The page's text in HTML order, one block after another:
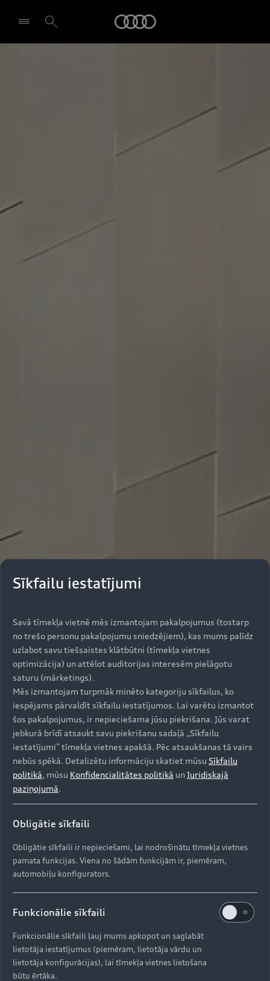
Sīkfailu iestatījumi
Savā tīmekļa vietnē mēs izmantojam pakalpojumus (tostarp
no trešo personu pakalpojumu sniedzējiem), kas mums palīdz
uzlabot savu tiešsaistes klātbūtni (tīmekļa vietnes
optimizācija) un attēlot auditorijas interesēm pielāgotu
saturu (mārketings).
Mēs izmantojam turpmāk minēto kategoriju sīkfailus, ko
iespējams pārvaldīt sīkfailu iestatījumos. Lai varētu izmantot
šos pakalpojumus, ir nepieciešama jūsu piekrišana. Jūs varat
jebkurā brīdī atsaukt savu piekrišanu sadaļā „Sīkfailu
iestatījumi” tīmekļa vietnes apakšā. Pēc atsaukšanas tā vairs
nebūs spēkā. Detalizētu informāciju skatiet mūsu Sīkfailu
politikā, mūsu Konfidencialitātes politikā unJuridiskajā
paziņojumā.
Obligātie sīkfaili
Obligātie sīkfaili ir nepieciešami, lai nodrošinātu tīmekļa vietnes
pamata funkcijas. Viena no šādām funkcijām ir, piemēram,
automobiļu konfigurators.
Funkcionālie sīkfaili
Funkcionālie sīkfaili ļauj mums apkopot un saglabāt
lietotāja iestatījumus (piemēram, lietotāja vārdu un
lietotāja konfigurācijas), lai tīmekļa vietnes lietošana
būtu ērtāka.